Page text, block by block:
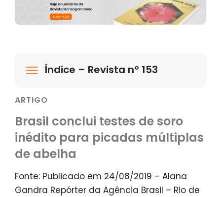
Índice – Revista nº 153
ARTIGO
Brasil conclui testes de soro
inédito para picadas múltiplas
de abelha
Fonte: Publicado em 24/08/2019 – Alana
Gandra Repórter da Agência Brasil – Rio de